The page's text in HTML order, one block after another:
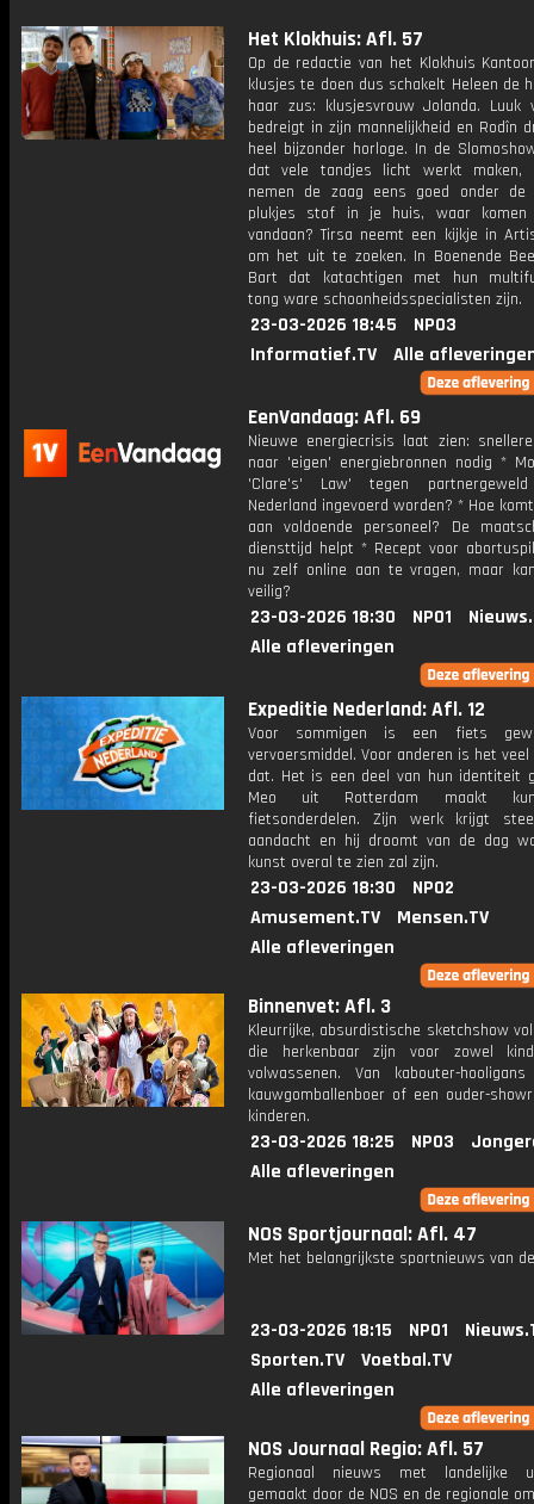
Het Klokhuis: Afl. 57
Op de redactie van het Klokhuis
klusjes te doen dus schakelt Heleen de
haar zus: klusjesvrouw Jolanda. Luuk
bedreigt in zijn mannelijkheid en Rodîn
heel bijzonder horloge. In de
dat vele tandjes licht werkt maken,
nemen de zaag eens goed onder de
plukjes stof in je huis, waar
vandaan? Tirsa neemt een kijkje in
om het uit te zoeken. In Boenende
Bart dat katachtigen met hun
tong ware schoonheidsspecialisten zijn.
23-03-2026 18:45
NPO3
Informatief.TV
Alle
EenVandaag: Afl. 69
Nieuwe energiecrisis laat zien:
naar 'eigen' energiebronnen nodig *
'Clare's' Law' tegen
Nederland ingevoerd worden? * Hoe
aan voldoende personeel? De
diensttijd helpt * Recept voor
nu zelf online aan te vragen, maar
veilig?
23-03-2026 18:30 NPO1
Alle afleveringen
Expeditie Nederland: Afl. 12
Voor sommigen is een fiets
vervoersmiddel. Voor anderen is het
dat. Het is een deel van hun identiteit
Meo uit Rotterdam maakt
fietsonderdelen. Zijn werk krijgt
aandacht en hij droomt van de dag
kunst overal te zien zal zijn.
23-03-2026 18:30
NPO2
Amusement.TV
Mensen.TV
Alle afleveringen
Binnenvet: Afl. 3
Kleurrijke, absurdistische sketchshow
die herkenbaar zijn voor zowel
volwassenen. Van kabouter-
kauwgomballenboer of een ouder-
kinderen.
23-03-2026 18:25 NPO3
Alle afleveringen
NOS Sportjournaal: Afl. 47
Met het belangrijkste sportnieuws van
23-03-2026 18:15 NPO1
Sporten.TV
Voetbal.TV
Alle afleveringen
NOS Journaal Regio: Afl. 57
Regionaal nieuws met landelijke
gemaakt door de NOS en de regionale